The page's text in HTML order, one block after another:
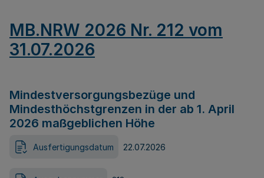
MB.NRW 2026 Nr. 212 vom
31.07.2026
Mindestversorgungsbezüge und
Mindesthöchstgrenzen in der ab 1. April
2026 maßgeblichen Höhe
Ausfertigungsdatum 22.07.2026